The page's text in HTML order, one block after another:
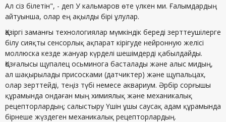
Ал сіз білетін", - деп У кальмаров өте үлкен ми. Ғалымдардың
айтуынша, олар ең ақылды бірі ұлулар.
Қазіргі заманғы технологиялар мүмкіндік береді зерттеушілерге
білу сияқты сенсорлық ақпарат кірігуде нейронную желісі
моллюска кезде жануар күрделі шешімдерді қабылдайды.
Қозғалысы щупалец осьминога басталады және алыс мидың,
ал шақырылады присосками (датчиктер) және щупальцах,
олар зерттейді, теңіз түбі немесе аквариум. Әрбір сорғышы
құрамында ондаған мың химиялық және механикалық
рецепторлардың; салыстыру Үшін ұшы саусақ адам құрамында
бірнеше жүздеген механикалық рецепторлардың.